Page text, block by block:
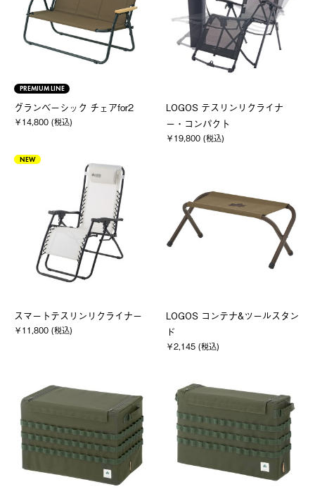
PREMIUM LINE
グランベーシック チェアfor2
￥14,800 (税込)
LOGOS テスリンリクライナ
ー・コンパクト
￥19,800 (税込)
NEW
スマートテスリンリクライナー
￥11,800 (税込)
LOGOS コンテナ&ツールスタン
ド
￥2,145 (税込)